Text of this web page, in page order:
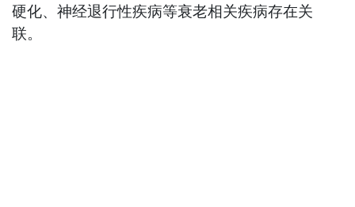
硬化、神经退行性疾病等衰老相关疾病存在关
联。